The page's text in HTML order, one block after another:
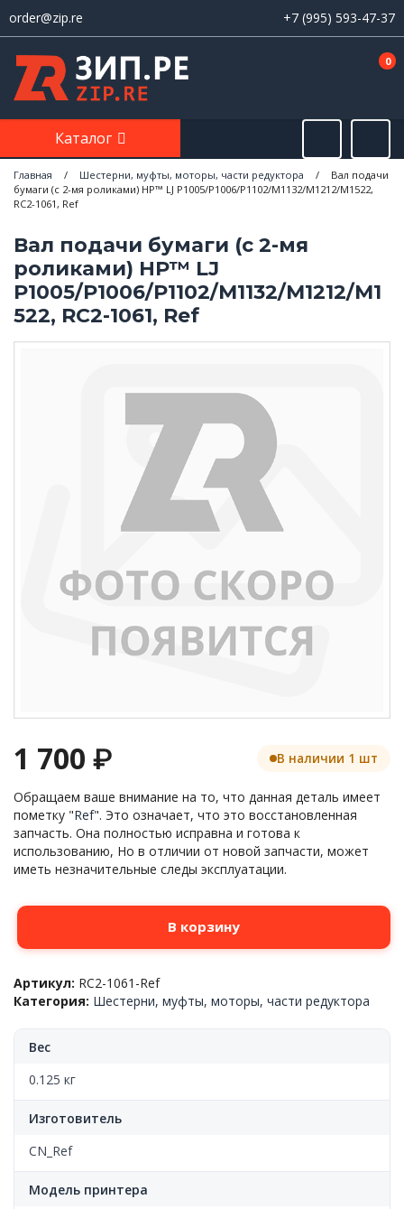
order@zip.re +7 (995) 593-47-37
0
Каталог
Главная / Шестерни, муфты, моторы, части редуктора /
Вал подачи
бумаги (с 2-мя роликами) HP™ LJ P1005/P1006/P1102/M1132/M1212/M1522,
RC2-1061, Ref
Вал подачи бумаги (с 2-мя
роликами) HP™ LJ
P1005/P1006/P1102/M1132/M1212/M1
522, RC2-1061, Ref
1 700 ₽
Обращаем ваше внимание на то, что данная деталь имеет
пометку "Ref". Это означает, что это восстановленная
запчасть. Она полностью исправна и готова к
использованию, Но в отличии от новой запчасти, может
иметь незначительные следы эксплуатации.
В наличии 1 шт
Количество
Вал
бумаги
(с
мя
роликами)
HP™
P1005/P1006/P1102/M1132/M1212/M1522,
1061,
В корзину
Артикул: RC2-1061-Ref
Категория: Шестерни, муфты, моторы, части редуктора
Вес
0.125 кг
Изготовитель
CN_Ref
Модель принтера